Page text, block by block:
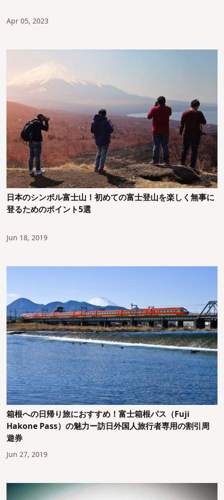
Apr 05, 2023
日本のシンボル富士山！初めての富士登山を楽しく無事に
登るためのポイント5選
Jun 18, 2019
箱根への日帰り旅におすすめ！富士箱根パス（Fuji
Hakone Pass）の魅力ー訪日外国人旅行者専用の割引周
遊券
Jun 27, 2019